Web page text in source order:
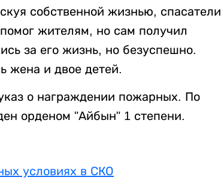
собственной жизнью, спасатели
жителям, но сам получил
за его жизнь, но безуспешно.
жена и двое детей.
о награждении пожарных. По
орденом "Айбын" 1 степени.
условиях в СКО